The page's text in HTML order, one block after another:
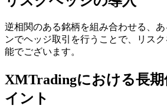
逆相関のある銘柄を組み合わせる、
ンでヘッジ取引を行うことで、リスク
能でございます。
XMTradingにおける長
イント